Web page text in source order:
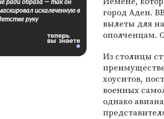
город Аден.
вылеты для
ополченцам.
Из столицы
хоуситов,
военных
однако
ради образа — так он
искалеченную в
руку